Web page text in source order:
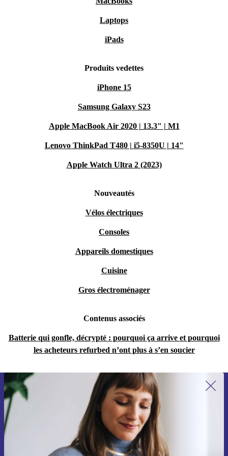
Laptops
iPads
Produits vedettes
iPhone 15
Samsung Galaxy S23
Apple MacBook Air 2020 | 13.3" | M1
Lenovo ThinkPad T480 | i5-8350U | 14"
Apple Watch Ultra 2 (2023)
Nouveautés
Vélos électriques
Consoles
Appareils domestiques
Cuisine
Gros électroménager
Contenus associés
Batterie qui gonfle, décrypté : pourquoi ça arrive et pourquoi
les acheteurs refurbed n’ont plus à s’en soucier
Recevoir offres et infos de refurbed
par mail
Ne manquez plus aucune offre.